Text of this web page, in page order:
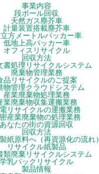
事業内容
段ボール回収
天然ガス塵芥車
計量装置搭載塵芥車
方メートルパッカー車
低地上高パッカー車
オフィスリサイクル
回収方法
書処理リサイクルシステム
廃棄物管理業務
品リサイクルのご提案
物管理クラウドシステム
産業廃棄物処理業務
業廃棄物収集運搬業務
リサイクルの運搬業務
産業廃棄物の処理業務
あなたの街の資源回収
回収方法
紙原料へ（再資源化の流れ）
リサイクル紙製品
類廃棄リサイクルシステム
学乳パックリサイクル
製品情報